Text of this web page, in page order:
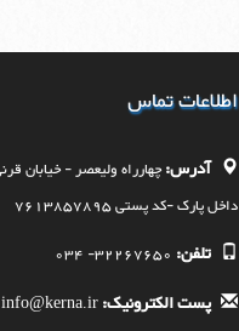
اطلاعات تماس
آدرس:
داخل پارک -کد پستی 7613857895
تلفن: 32267650- 034
پست الکترونیک:info@kerna.ir